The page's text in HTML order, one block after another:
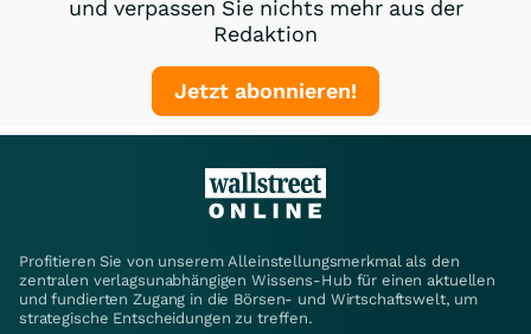
und verpassen Sie nichts mehr aus der
Redaktion
Jetzt abonnieren!
Profitieren Sie von unserem Alleinstellungsmerkmal als den
zentralen verlagsunabhängigen Wissens-Hub für einen aktuellen
und fundierten Zugang in die Börsen- und Wirtschaftswelt, um
strategische Entscheidungen zu treffen.